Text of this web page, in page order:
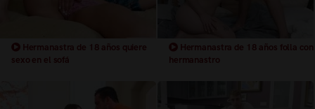
Hermanastra de 18 años quiere
sexo en el sofá
Hermanastra de 18 años folla con
hermanastro